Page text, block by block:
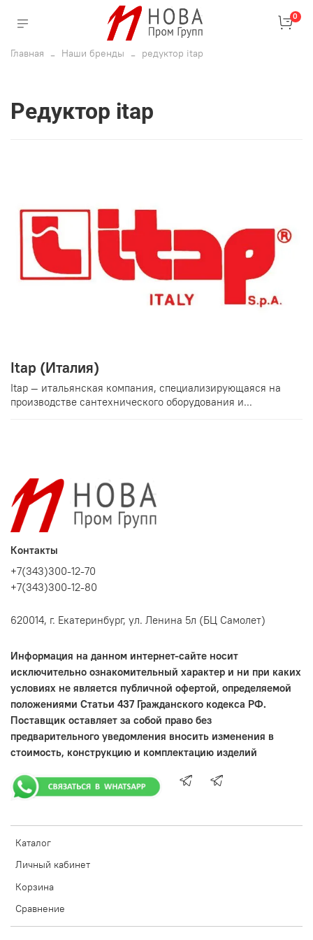
0
Главная Наши бренды редуктор itap
редуктор itap
Itap (Италия)
Itap — итальянская компания, специализирующаяся на
производстве сантехнического оборудования и...
Каталог
Личный кабинет
Корзина
Сравнение
Контакты
+7(343)300-12-70
+7(343)300-12-80
620014, г. Екатеринбург, ул. Ленина 5л (БЦ Самолет)
Информация на данном интернет-сайте носит
исключительно ознакомительный характер и ни при каких
условиях не является публичной офертой, определяемой
положениями Статьи 437 Гражданского кодекса РФ.
Поставщик оставляет за собой право без
предварительного уведомления вносить изменения в
стоимость, конструкцию и комплектацию изделий